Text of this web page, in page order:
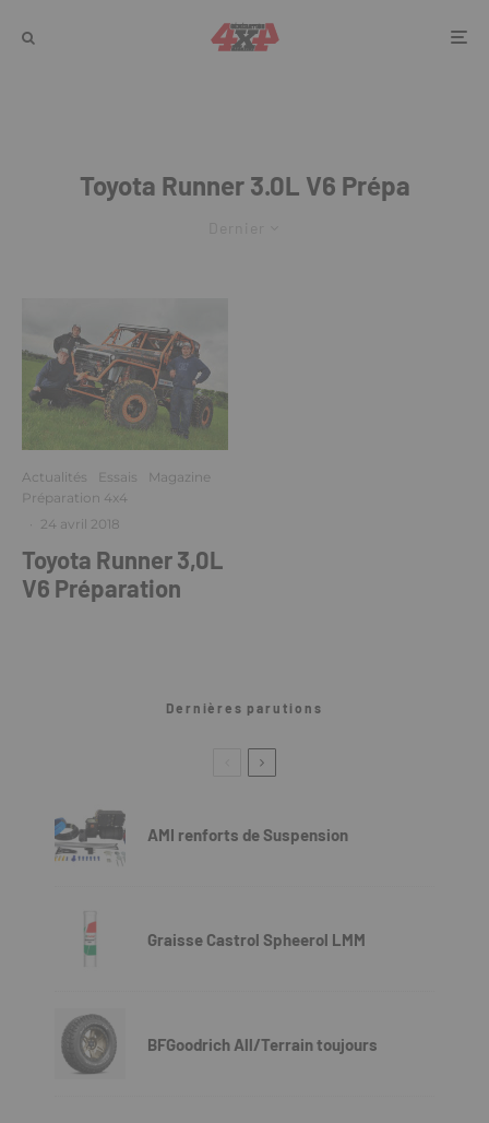
Toyota Runner 3.0L V6 Prépa
Actualités Essais
Magazine
Préparation 4x4
· 24 avril 2018
Toyota Runner 3,0L
V6 Préparation
Dernières parutions
AMI renforts de Suspension
Graisse Castrol Spheerol LMM
BFGoodrich All/Terrain toujours